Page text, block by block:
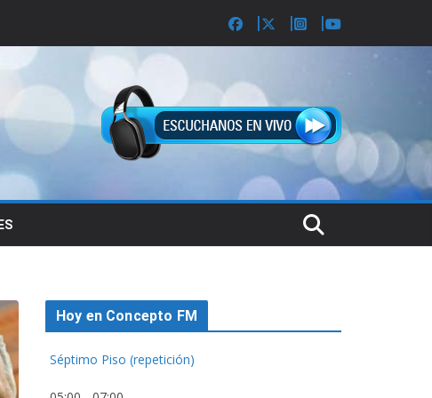
Hoy en Concepto FM
Séptimo Piso (repetición)